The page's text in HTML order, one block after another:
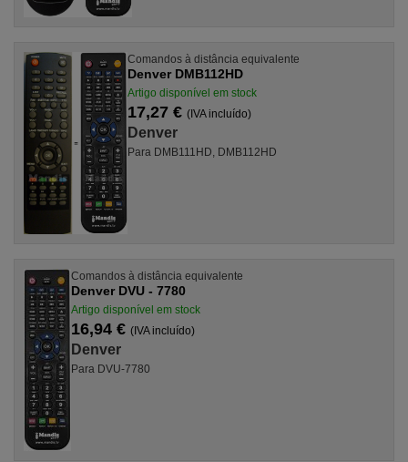
Comandos à distância equivalente
Denver DMB112HD
Artigo disponível em stock
17,27 €(IVA incluído)
Denver
Para DMB111HD, DMB112HD
Comandos à distância equivalente
Denver DVU - 7780
Artigo disponível em stock
16,94 € (IVA incluído)
Denver
Para DVU-7780